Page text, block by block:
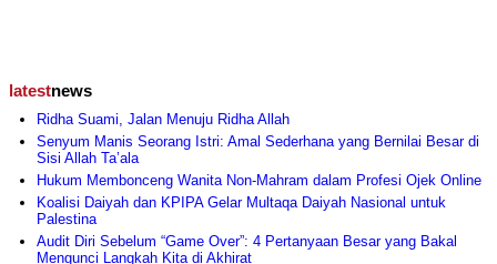
latestnews
Ridha Suami, Jalan Menuju Ridha Allah
Senyum Manis Seorang Istri: Amal Sederhana yang Bernilai Besar di
Sisi Allah Ta’ala
Hukum Membonceng Wanita Non-Mahram dalam Profesi Ojek Online
Koalisi Daiyah dan KPIPA Gelar Multaqa Daiyah Nasional untuk
Palestina
Audit Diri Sebelum “Game Over”: 4 Pertanyaan Besar yang Bakal
Mengunci Langkah Kita di Akhirat